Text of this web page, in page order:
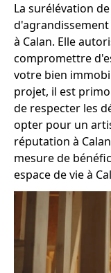
La surélévation
à Calan. Elle
compromettre
votre bien
projet, il est
de respecter les
opter pour un
réputation à
mesure de
espace de vie à